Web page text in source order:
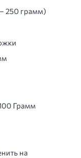
250 грамм)
Грамм
на